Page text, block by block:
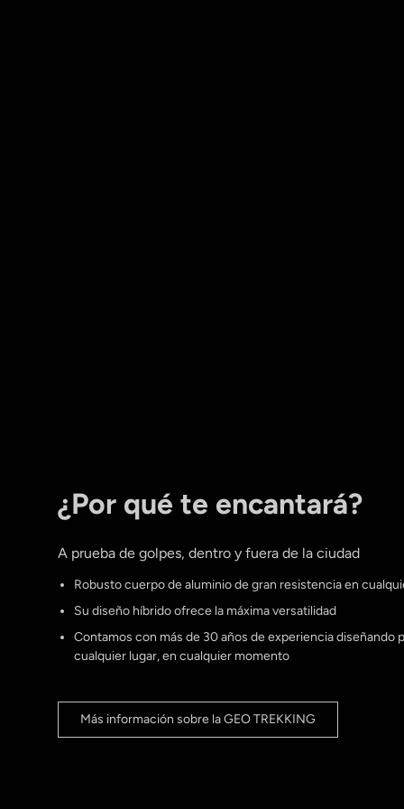
¿Por qué te encantará?
A prueba de golpes, dentro y fuera de la ciudad
Robusto cuerpo de aluminio de gran resistencia en
Su diseño híbrido ofrece la máxima versatilidad
Contamos con más de 30 años de experiencia diseñando
cualquier lugar, en cualquier momento
Más información sobre la GEO TREKKING